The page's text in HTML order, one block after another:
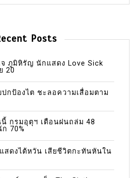
Posts
ภูมิหิรัญ นักแสดง Love Sick
20
กป้องไต ชะลอความเสื่อมตาม
กรมอุตุฯ เตือนฝนถล่ม 48
70%
สดงไต้หวัน เสียชีวิตกะทันหันใน